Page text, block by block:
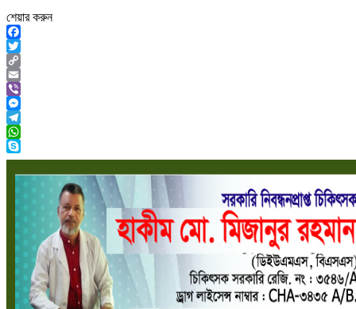
শেয়ার করুন
Facebook
Twitter
Copy
Link
Email
Viber
Messenger
Telegram
WhatsApp
Skype